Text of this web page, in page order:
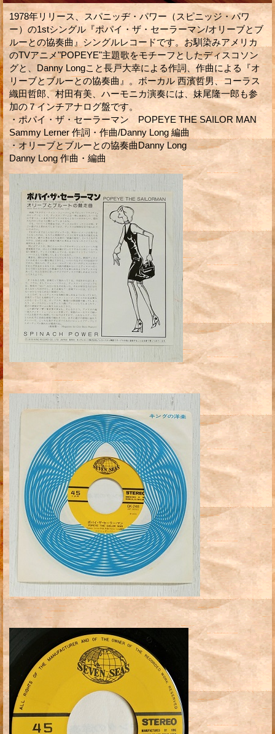
1978年リリース、スパニッヂ・パワー（スピニッジ・パワ
ー）の1stシングル『ポパイ・ザ・セーラーマン/オリーブとブ
ルーとの協奏曲』シングルレコードです。お馴染みアメリカ
のTVアニメ"POPEYE"主題歌をモチーフとしたディスコソン
グと、Danny Longこと長戸大幸による作詞、作曲による『オ
リーブとブルーとの協奏曲』。ボーカル 西濱哲男、コーラス
織田哲郎、村田有美、ハーモニカ演奏には、妹尾隆一郎も参
加の７インチアナログ盤です。
・ポパイ・ザ・セーラーマン POPEYE THE SAILOR MAN
Sammy Lerner 作詞・作曲/Danny Long 編曲
・オリーブとブルーとの協奏曲Danny Long
Danny Long 作曲・編曲